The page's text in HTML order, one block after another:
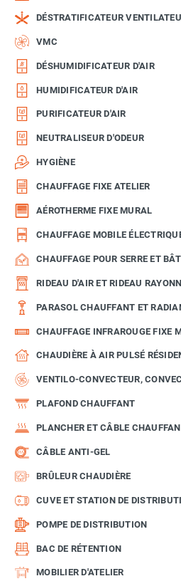
DÉSTRATIFICATEUR
VMC
DÉSHUMIDIFICATEUR D'AIR
HUMIDIFICATEUR D'AIR
PURIFICATEUR D'AIR
NEUTRALISEUR D'ODEUR
HYGIÈNE
CHAUFFAGE FIXE ATELIER
AÉROTHERME FIXE MURAL
CHAUFFAGE MOBILE
CHAUFFAGE POUR SERRE ET
RIDEAU D'AIR ET RIDEAU
PARASOL CHAUFFANT ET
CHAUFFAGE INFRAROUGE FIXE
CHAUDIÈRE À AIR PULSÉ
VENTILO-CONVECTEUR,
PLAFOND CHAUFFANT
PLANCHER ET CÂBLE
CÂBLE ANTI-GEL
BRÛLEUR CHAUDIÈRE
CUVE ET STATION DE
POMPE DE DISTRIBUTION
BAC DE RÉTENTION
MOBILIER D'ATELIER